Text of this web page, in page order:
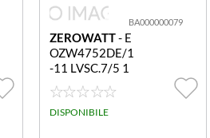
BA000000079
ZEROWATT- E
OZW4752DE/1
-11 LVSC.7/5 1
400G
DISPONIBILE